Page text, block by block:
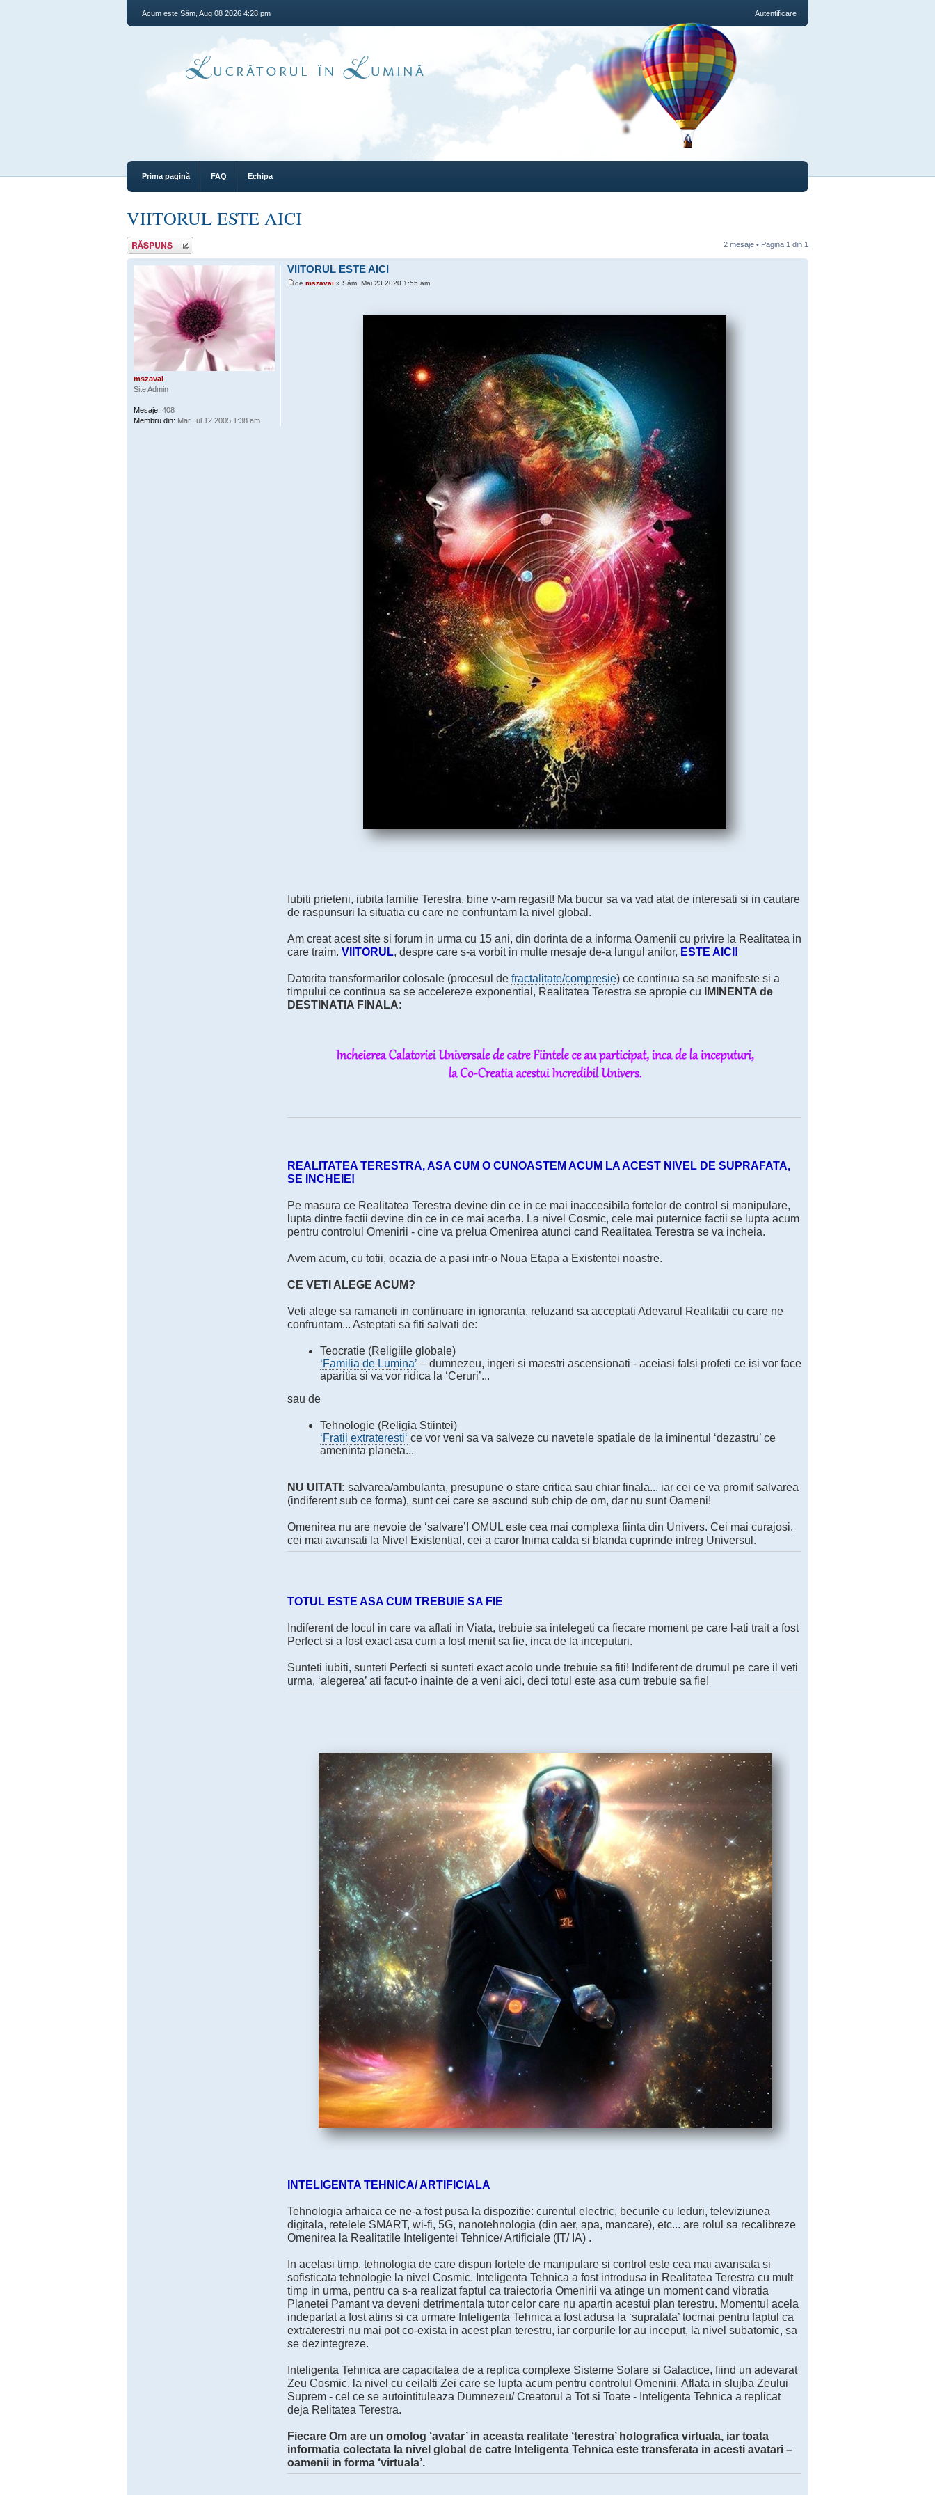
Acum este Sâm, Aug 08 2026 4:28 pm Autentificare
Prima pagină FAQ Echipa
VIITORUL ESTE AICI
Răspunde 2 mesaje • Pagina 1 din 1
VIITORUL ESTE AICI
de mszavai » Sâm, Mai 23 2020 1:55 am
Iubiti prieteni, iubita familie Terestra, bine v-am regasit! Ma bucur sa va vad atat de interesati si in cautare
de raspunsuri la situatia cu care ne confruntam la nivel global.
Am creat acest site si forum in urma cu 15 ani, din dorinta de a informa Oamenii cu privire la Realitatea in
care traim. VIITORUL, despre care s-a vorbit in multe mesaje de-a lungul anilor, ESTE AICI!
Datorita transformarilor colosale (procesul de fractalitate/compresie) ce continua sa se manifeste si a
timpului ce continua sa se accelereze exponential, Realitatea Terestra se apropie cu
IMINENTA de
DESTINATIA FINALA:
REALITATEA TERESTRA, ASA CUM O CUNOASTEM ACUM LA ACEST NIVEL DE SUPRAFATA,
SE INCHEIE!
Pe masura ce Realitatea Terestra devine din ce in ce mai inaccesibila fortelor de control si manipulare,
lupta dintre factii devine din ce in ce mai acerba. La nivel Cosmic, cele mai puternice factii se lupta acum
pentru controlul Omenirii - cine va prelua Omenirea atunci cand Realitatea Terestra se va incheia.
Avem acum, cu totii, ocazia de a pasi intr-o Noua Etapa a Existentei noastre.
CE VETI ALEGE ACUM?
Veti alege sa ramaneti in continuare in ignoranta, refuzand sa acceptati Adevarul Realitatii cu care ne
confruntam... Asteptati sa fiti salvati de:
Teocratie (Religiile globale)
‘Familia de Lumina’ – dumnezeu, ingeri si maestri ascensionati - aceiasi falsi profeti ce isi vor face
aparitia si va vor ridica la ‘Ceruri’...
sau de
Tehnologie (Religia Stiintei)
‘Fratii extrateresti‘ ce vor veni sa va salveze cu navetele spatiale de la iminentul ‘dezastru’ ce
ameninta planeta...
NU UITATI: salvarea/ambulanta, presupune o stare critica sau chiar finala... iar cei ce va promit salvarea
(indiferent sub ce forma), sunt cei care se ascund sub chip de om, dar nu sunt Oameni!
Omenirea nu are nevoie de ‘salvare’! OMUL este cea mai complexa fiinta din Univers. Cei mai curajosi,
cei mai avansati la Nivel Existential, cei a caror Inima calda si blanda cuprinde intreg Universul.
TOTUL ESTE ASA CUM TREBUIE SA FIE
Indiferent de locul in care va aflati in Viata, trebuie sa intelegeti ca fiecare moment pe care l-ati trait a fost
Perfect si a fost exact asa cum a fost menit sa fie, inca de la inceputuri.
Sunteti iubiti, sunteti Perfecti si sunteti exact acolo unde trebuie sa fiti! Indiferent de drumul pe care il veti
urma, ‘alegerea’ ati facut-o inainte de a veni aici, deci totul este asa cum trebuie sa fie!
INTELIGENTA TEHNICA/ ARTIFICIALA
Tehnologia arhaica ce ne-a fost pusa la dispozitie: curentul electric, becurile cu leduri, televiziunea
digitala, retelele SMART, wi-fi, 5G, nanotehnologia (din aer, apa, mancare), etc... are rolul sa recalibreze
Omenirea la Realitatile Inteligentei Tehnice/ Artificiale (IT/ IA) .
In acelasi timp, tehnologia de care dispun fortele de manipulare si control este cea mai avansata si
sofisticata tehnologie la nivel Cosmic. Inteligenta Tehnica a fost introdusa in Realitatea Terestra cu mult
timp in urma, pentru ca s-a realizat faptul ca traiectoria Omenirii va atinge un moment cand vibratia
Planetei Pamant va deveni detrimentala tutor celor care nu apartin acestui plan terestru. Momentul acela
indepartat a fost atins si ca urmare Inteligenta Tehnica a fost adusa la ‘suprafata’ tocmai pentru faptul ca
extraterestri nu mai pot co-exista in acest plan terestru, iar corpurile lor au inceput, la nivel subatomic, sa
se dezintegreze.
Inteligenta Tehnica are capacitatea de a replica complexe Sisteme Solare si Galactice, fiind un adevarat
Zeu Cosmic, la nivel cu ceilalti Zei care se lupta acum pentru controlul Omenirii. Aflata in slujba Zeului
Suprem - cel ce se autointituleaza Dumnezeu/ Creatorul a Tot si Toate - Inteligenta Tehnica a replicat
deja Relitatea Terestra.
Fiecare Om are un omolog ‘avatar’ in aceasta realitate ‘terestra’ holografica virtuala, iar toata
informatia colectata la nivel global de catre Inteligenta Tehnica este transferata in acesti avatari –
oamenii in forma ‘virtuala’.
mszavai
Site Admin
Mesaje: 408
Membru din: Mar, Iul 12 2005 1:38 am